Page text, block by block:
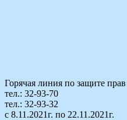
Горячая линия по защите
тел.: 32-93-70
тел.: 32-93-32
с 8.11.2021г. по 22.11.2021г.